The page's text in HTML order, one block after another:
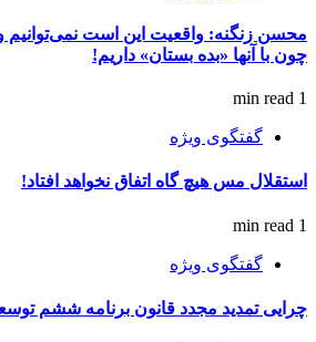
محسن زنگنه: واقعیت این است نمی‌توانیم
چون با آنها «بده بستان» داریم!
1 min read
گفتگوی ویژه
استقلال مس هیچ گاه اتفاق نخواهد افتاد!
1 min read
گفتگوی ویژه
چرایی تمدید مجدد قانون برنامه ششم